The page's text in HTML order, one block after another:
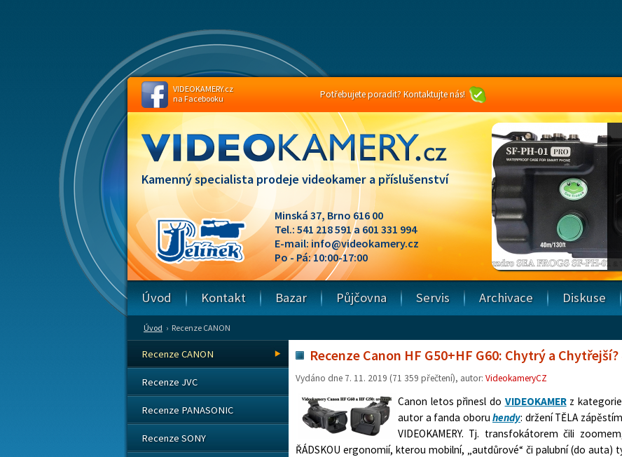
Kamenný specialista prodeje videokamer a příslušenství
Minská 37, Brno 616 00
Tel.: 541 218 591 a 601 331 994
E-mail:info@videokamery.cz
Po - Pá: 10:00-17:00
Úvod › Recenze CANON
Recenze Canon HF G50+HF G60: Chytrý a
Vydáno dne 7. 11. 2019 (71 359 přečtení), autor: VideokameryCZ
Canon letos přinesl do VIDEOKAMERz kategorie
autor a fanda oboru hendy: držení TĚLA
VIDEOKAMERY. Tj. transfokátorem čili
ŘÁDSKOU ergonomií, kterou mobilní, „autdůrové“ či palubní (do auta)
Recenze CANON
Recenze JVC
Recenze PANASONIC
Recenze SONY
Úvod Kontakt Bazar Půjčovna Servis Archivace Diskuse
VIDEOKAMERY.cz
na Facebooku
Potřebujete poradit? Kontaktujte nás!